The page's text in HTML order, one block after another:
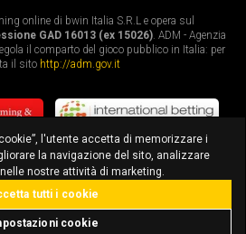
online di bwin Italia S.R.L e opera sul
GAD 16013 (ex 15026). ADM - Agenzia
il comparto del gioco pubblico in Italia: per
il sito http://adm.gov.it
scarica l'app
l'utente accetta di memorizzare i
la navigazione del sito, analizzare
nostre attività di marketing.
cookie
tutti i cookie